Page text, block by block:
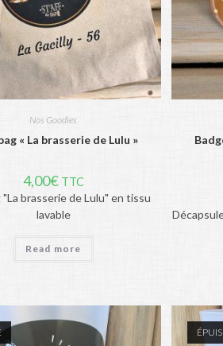
Nos Goodies
« La brasserie de Lulu »
4,00€ TTC
brasserie de Lulu" en tissu
lavable
Read more